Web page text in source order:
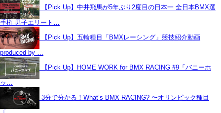
【Pick Up】中井飛馬が5年ぶり2度目の日本一 全日本BMX選
手権 男子エリート…
【Pick Up】五輪種目「BMXレーシング」競技紹介動画
produced by …
【Pick Up】HOME WORK for BMX RACING #9「バニーホ
ッ…
3分で分かる！What’s BMX RACING? 〜オリンピック種目